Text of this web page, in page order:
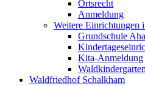
Ortsrecht
Anmeldung
Weitere Einrichtungen
Grundschule
Kita-Anmeldung
Waldfriedhof Schalkham